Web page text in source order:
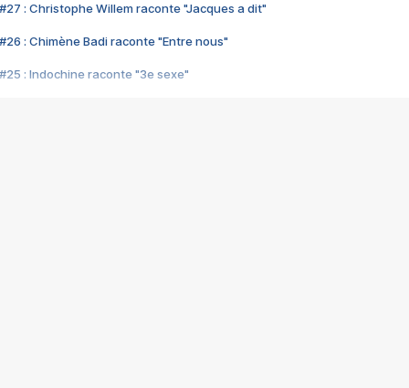
#27 : Christophe Willem raconte "Jacques a dit"
#26 : Chimène Badi raconte "Entre nous"
#25 : Indochine raconte "3e sexe"